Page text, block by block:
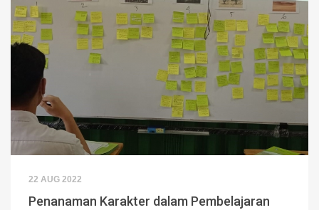
22 AUG 2022
Penanaman Karakter dalam Pembelajaran